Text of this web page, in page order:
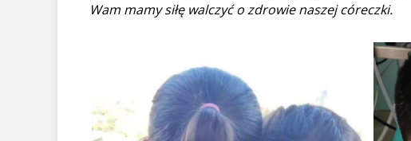
Wam mamy siłę walczyć o zdrowie naszej córeczki.